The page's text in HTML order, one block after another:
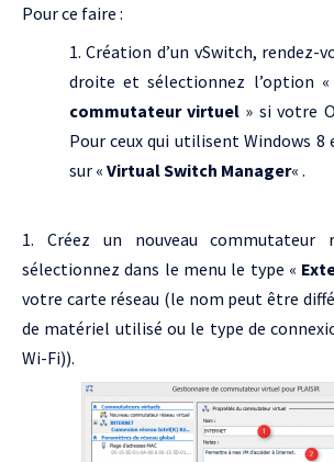
Pour ce faire :
Création d’un vSwitch, rendez-
droite et sélectionnez l’option «
commutateur virtuel» si votre
Pour ceux qui utilisent Windows 8
sur « Virtual Switch Manager« .
Créez un nouveau commutateur
sélectionnez dans le menu le type «
votre carte réseau (le nom peut être
de matériel utilisé ou le type de
Wi-Fi)).